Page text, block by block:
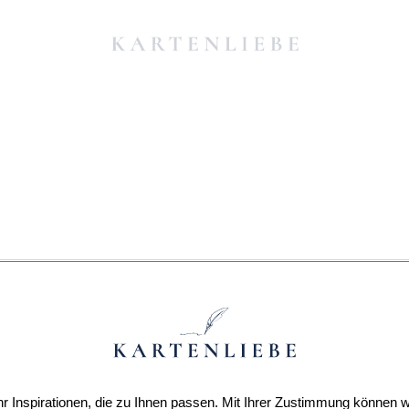
Inspirationen, die zu Ihnen passen. Mit Ihrer Zustimmung können